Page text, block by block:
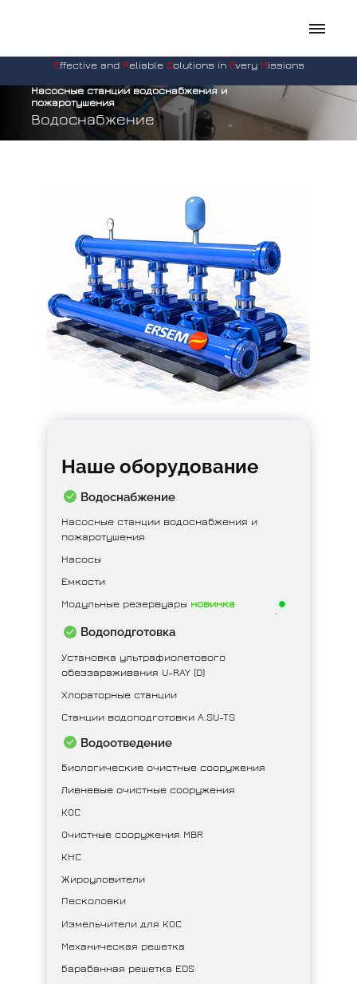
Effective and Reliable Solutions in Every Missions
Насосные станции водоснабжения и
пожаротушения
Водоснабжение
Наше оборудование
Водоснабжение
Насосные станции водоснабжения и
пожаротушения
Насосы
Емкости
Модульные резервуары новинка
Водоподготовка
Установка ультрафиолетового
обеззараживания U-RAY (D)
Хлораторные станции
Станции водоподготовки A.SU-TS
Водоотведение
Биологические очистные сооружения
Ливневые очистные сооружения
КОС
Очистные сооружения MBR
КНС
Жироуловители
Песколовки
Измельчители для КОС
Механическая решетка
Барабанная решетка EDS